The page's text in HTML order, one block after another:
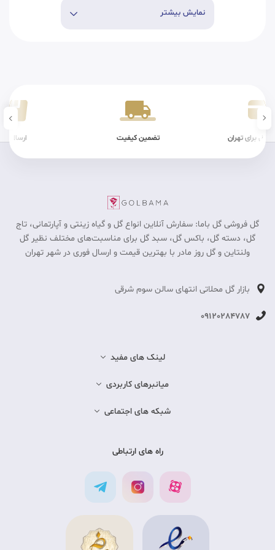
نمایش بیشتر
کیفیت ارسال سریع شرایط
گل فروشی گل باما: سفارش آنلاین انواع گل و گیاه زینتی و آپارتمانی، تاج
گل، دسته گل، باکس گل، سبد گل برای مناسبت‎‌های مختلف نظیر گل
ولنتاین و گل روز مادر با بهترین قیمت و ارسال فوری در شهر تهران
بازار گل محلاتی انتهای سالن سوم شرقی
09120284787
لینک های مفید
میانبرهای کاربردی
شبکه های اجتماعی
راه های ارتباطی